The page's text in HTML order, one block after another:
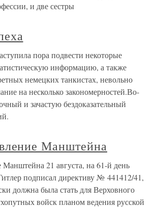
и две сестры
пора подвести некоторые
информацию, а также
немецких танкистах, невольно
на несколько закономерностей.Во-
и зачастую бездоказательный
Манштейна
Манштейна 21 августа, на 61-й день
подписал директиву № 441412/41,
должна была стать для Верховного
войск планом ведения русской